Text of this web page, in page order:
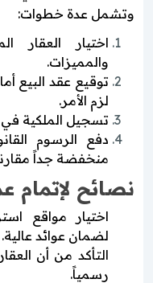
وتشمل عدة خطوات:
اختيار العقار
والمميزات.
توقيع عقد البيع
لزم الأمر.
تسجيل الملكية
دفع الرسوم
منخفضة جداً
نصائح لإتمام
اختيار مواقع
لضمان عوائد عالية.
التأكد من أن
رسمياً.